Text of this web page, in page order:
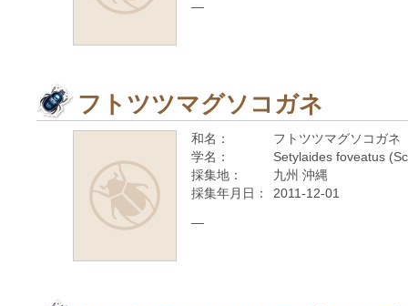
—
フトツツマグソコガネ
和名：
フトツツマグソコガネ
学名：
Setylaides foveatus
採集地：
九州 沖縄
採集年月日：
2011-12-01
—